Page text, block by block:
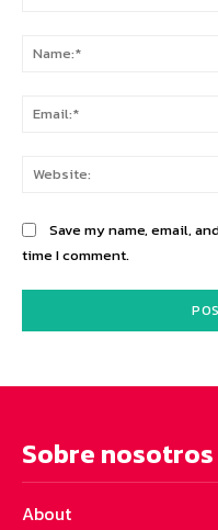
Save my name, email,
time I comment.
Sobre nosotros
About